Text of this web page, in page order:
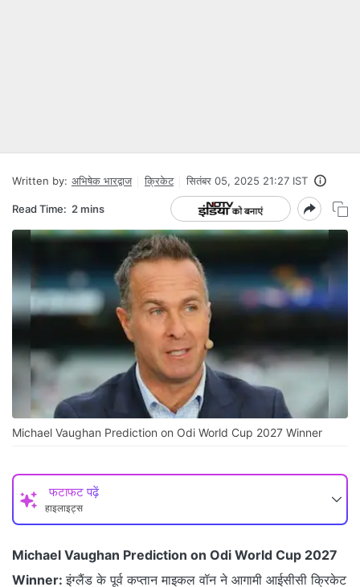
Written by: अभिषेक भारद्वाज क्रिकेट सितंबर 05, 2025 21:27 IST
Read Time: 2 mins
Michael Vaughan Prediction on Odi World Cup 2027 Winner
फटाफट पढ़ें
हाइलाइट्स
Michael Vaughan Prediction on Odi World Cup 2027
Winner:इंग्लैंड के पूर्व कप्तान माइकल वॉन ने आगामी आईसीसी क्रिकेट